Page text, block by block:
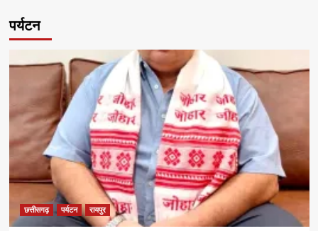
पर्यटन
छत्तीसगढ़ पर्यटन रायपुर